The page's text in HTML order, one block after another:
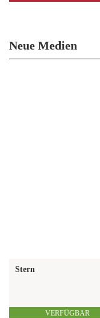
Neue Medien
Stern
VERFÜGBAR